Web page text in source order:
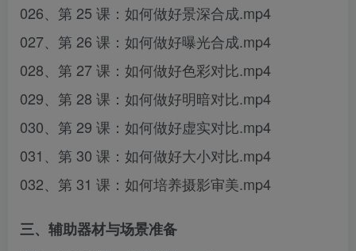
026、第 25 课：如何做好景深合成.mp4
027、第 26 课：如何做好曝光合成.mp4
028、第 27 课：如何做好色彩对比.mp4
029、第 28 课：如何做好明暗对比.mp4
030、第 29 课：如何做好虚实对比.mp4
031、第 30 课：如何做好大小对比.mp4
032、第 31 课：如何培养摄影审美.mp4
三、辅助器材与场景准备